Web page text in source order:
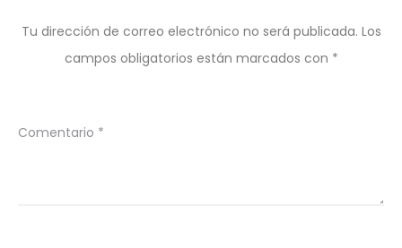
Tu dirección de correo electrónico no será publicada. Los
campos obligatorios están marcados con *
Comentario *